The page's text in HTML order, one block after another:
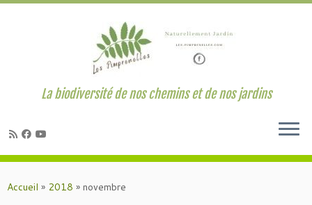
au
La biodiversité de nos chemins et de nos jardins
Accueil » 2018 » novembre